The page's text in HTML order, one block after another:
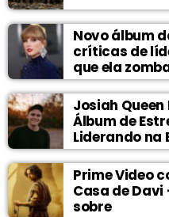
Novo álbum
críticas de
que ela
Josiah
Álbum de
Liderando na
Prime Video
Casa de Davi
sobre